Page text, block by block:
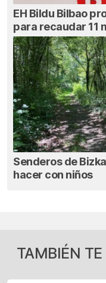
EH Bildu Bilbao
para recaudar 11
Senderos de
hacer con niños
TAMBIÉN